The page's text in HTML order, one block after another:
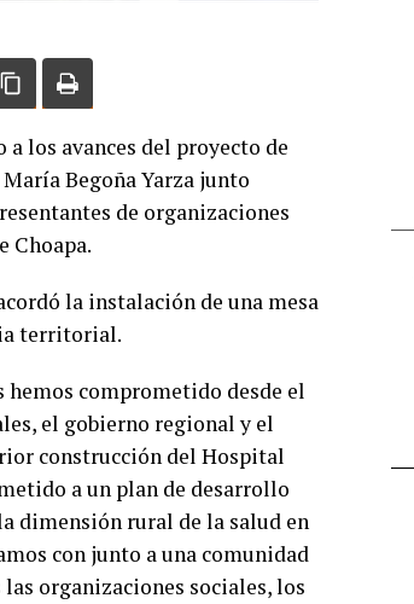
los avances del proyecto de
Begoña Yarza junto
de organizaciones
Choapa.
la instalación de una mesa
territorial.
hemos comprometido desde el
el gobierno regional y el
construcción del Hospital
a un plan de desarrollo
dimensión rural de la salud en
con junto a una comunidad
organizaciones sociales, los